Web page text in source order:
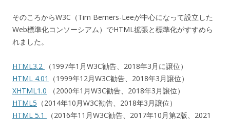
そのころからW3C（Tim Berners-Leeが中心になって設立した
Web標準化コンソーシアム）でHTML拡張と標準化がすすめら
れました。
HTML3.2
（1997年1月W3C勧告、2018年3月に譲位）
HTML 4.01
（1999年12月W3C勧告、2018年3月譲位）
XHTML1.0 （2000年1月W3C勧告、2018年3月譲位）
HTML5 （2014年10月W3C勧告、2018年3月譲位）
HTML 5.1
（2016年11月W3C勧告、2017年10月第2版、2021